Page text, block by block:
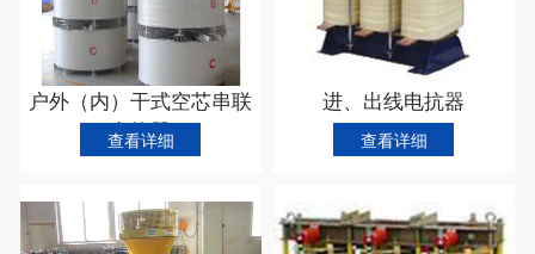
滤波电抗器
查看详细
限流电抗器
查看详细